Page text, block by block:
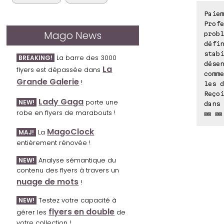
Mago News
BREAKING! La barre des 3000
flyers est dépassée dans La
Grande Galerie !
NEW! Lady Gaga porte une
robe en flyers de marabouts !
MAJ! La MagoClock
entièrement rénovée !
NEW! Analyse sémantique du
contenu des flyers à travers un
nuage de mots !
NEW! Testez votre capacité à
gérer les flyers en double de
les
⊠⊠